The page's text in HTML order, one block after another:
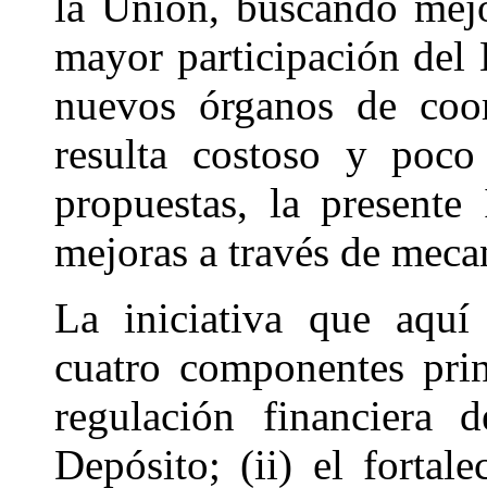
mayor participación del
nuevos órganos de
resulta costoso y
propuestas, la
mejoras a través de
La iniciativa que aquí
cuatro componentes
regulación financiera
Depósito; (ii) el